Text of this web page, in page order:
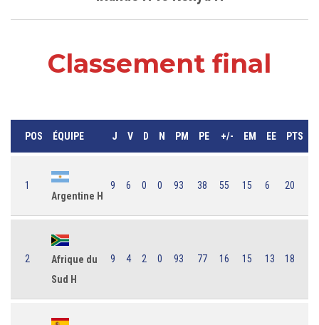
Classement final
POS ÉQUIPE J V D N PM PE +/- EM EE PTS
1
Argentine H
9 6 0 0 93 38 55 15 6 20
2
Afrique du
Sud H
9 4 2 0 93 77 16 15 13 18